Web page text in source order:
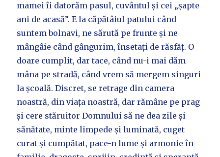
mamei îi datorăm pasul, cuvântul și cei „șapte
ani de acasă”. E la căpătâiul patului când
suntem bolnavi, ne sărută pe frunte și ne
mângâie când gângurim, însetați de răsfăț. O
doare cumplit, dar tace, când nu-i mai dăm
mâna pe stradă, când vrem să mergem singuri
la școală. Discret, se retrage din camera
noastră, din viața noastră, dar rămâne pe prag
și cere stăruitor Domnului să ne dea zile și
sănătate, minte limpede și luminată, cuget
curat și cumpătat, pace-n lume și armonie în